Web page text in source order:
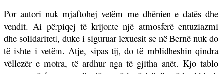
Por autori nuk mjaftohej vetëm me dhënien e datës dhe
vendit. Ai përpiqej të krijonte një atmosferë entuziazmi
dhe solidariteti, duke i siguruar lexuesit se në Bernë nuk do
të ishte i vetëm. Atje, sipas tij, do të mblidheshin qindra
vëllezër e motra, të ardhur nga të gjitha anët. Kjo tablo